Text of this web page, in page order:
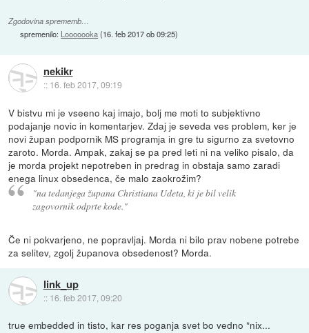
Zgodovina sprememb…
spremenilo: Looooooka(16. feb 2017 ob 09:25)
nekikr
:: 16. feb 2017, 09:19
V bistvu mi je vseeno kaj imajo, bolj me moti to subjektivno
podajanje novic in komentarjev. Zdaj je seveda ves problem, ker je
novi župan podpornik MS programja in gre tu sigurno za svetovno
zaroto. Morda. Ampak, zakaj se pa pred leti ni na veliko pisalo, da
je morda projekt nepotreben in predrag in obstaja samo zaradi
enega linux obsedenca, če malo zaokrožim?
"na tedanjega župana Christiana Udeta, ki je bil velik
zagovornik odprte kode."
Če ni pokvarjeno, ne popravljaj. Morda ni bilo prav nobene potrebe
za selitev, zgolj županova obsedenost? Morda.
link_up
:: 16. feb 2017, 09:20
true embedded in tisto, kar res poganja svet bo vedno *nix...